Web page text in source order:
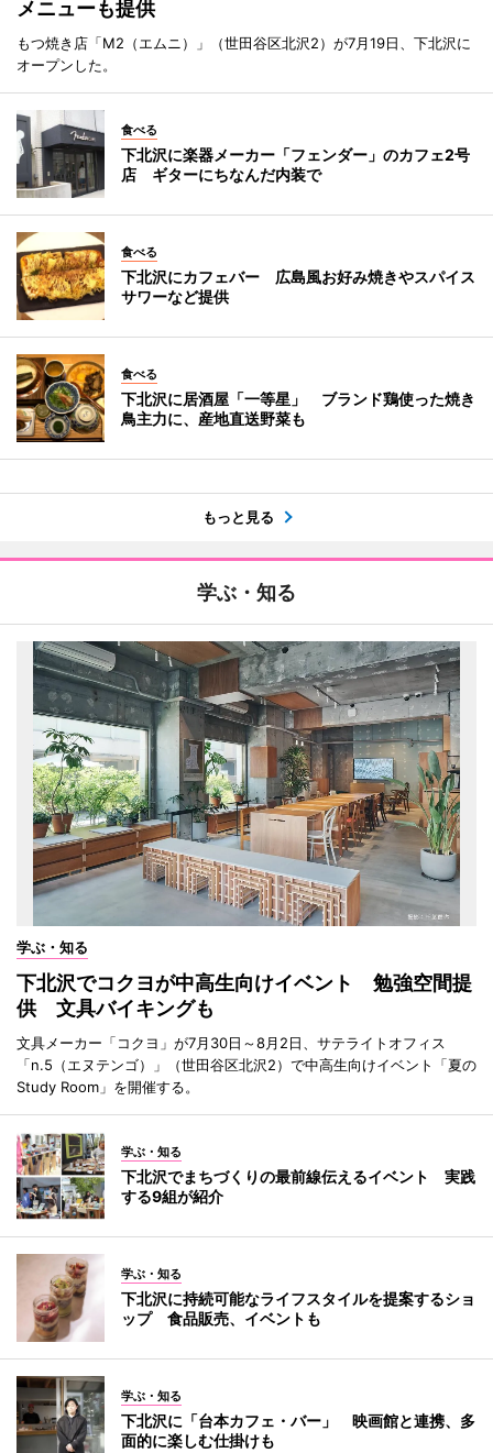
メニューも提供
もつ焼き店「M2（エムニ）」（世田谷区北沢2）が7月19日、下北沢に
オープンした。
食べる
下北沢に楽器メーカー「フェンダー」のカフェ2号
店 ギターにちなんだ内装で
食べる
下北沢にカフェバー 広島風お好み焼きやスパイス
サワーなど提供
食べる
下北沢に居酒屋「一等星」 ブランド鶏使った焼き
鳥主力に、産地直送野菜も
もっと見る
学ぶ・知る
学ぶ・知る
下北沢でコクヨが中高生向けイベント 勉強空間提
供 文具バイキングも
文具メーカー「コクヨ」が7月30日～8月2日、サテライトオフィス
「n.5（エヌテンゴ）」（世田谷区北沢2）で中高生向けイベント「夏の
Study Room」を開催する。
学ぶ・知る
下北沢でまちづくりの最前線伝えるイベント 実践
する9組が紹介
学ぶ・知る
下北沢に持続可能なライフスタイルを提案するショ
ップ 食品販売、イベントも
学ぶ・知る
下北沢に「台本カフェ・バー」 映画館と連携、多
面的に楽しむ仕掛けも